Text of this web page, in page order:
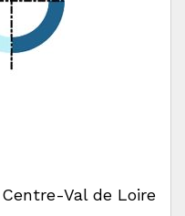
Centre-Val de Loire